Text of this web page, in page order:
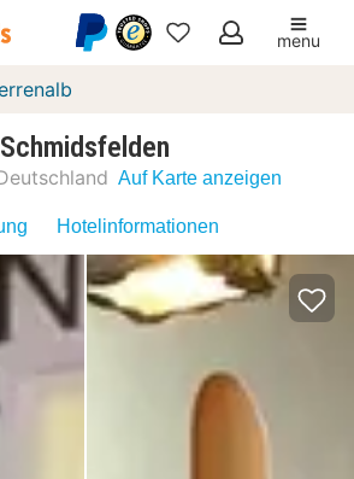
Meine
menu
Auf Karte anzeigen
Hotelinformationen